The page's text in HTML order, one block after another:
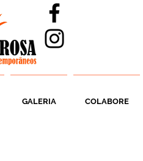
GALERIA COLABORE